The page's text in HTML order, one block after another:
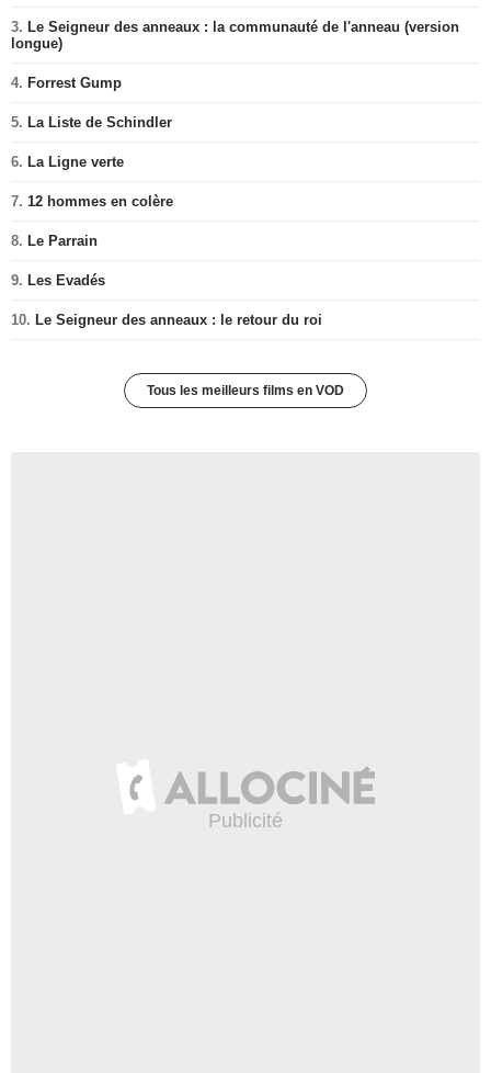
3. Le Seigneur des anneaux : la communauté de l'anneau (version
longue)
4. Forrest Gump
5. La Liste de Schindler
6. La Ligne verte
7. 12 hommes en colère
8. Le Parrain
9. Les Evadés
10. Le Seigneur des anneaux : le retour du roi
Tous les meilleurs films en VOD